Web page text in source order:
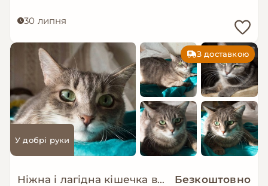
30 липня
З доставкою
У добрі руки
Ніжна і лагідна кішечка в добрі руки! Безкоштовно